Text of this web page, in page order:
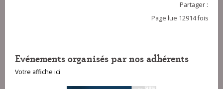
Partager :
Page lue 12914 fois
Evénements organisés par nos adhérents
Votre affiche ici